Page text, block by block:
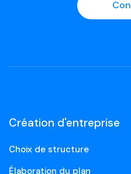
Création d'entreprise
Choix de structure
Élaboration du plan